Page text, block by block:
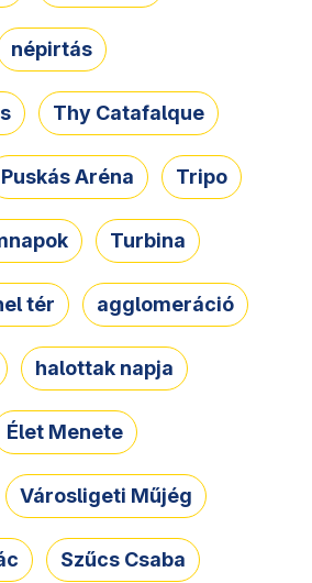
népirtás
Thy Catafalque
Puskás Aréna Tripo
Turbina
tér agglomeráció
halottak napja
Élet Menete
Városligeti Műjég
Szűcs Csaba